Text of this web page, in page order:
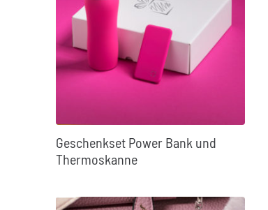
Geschenkset Power Bank und
Thermoskanne